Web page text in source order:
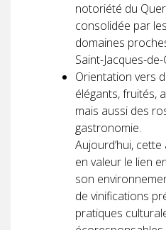
notoriété du
consolidée par
domaines
Saint-Jacques-
Orientation vers
élégants, fruités,
mais aussi des
gastronomie.
Aujourd’hui,
en valeur le lien
son
de vinifications
pratiques